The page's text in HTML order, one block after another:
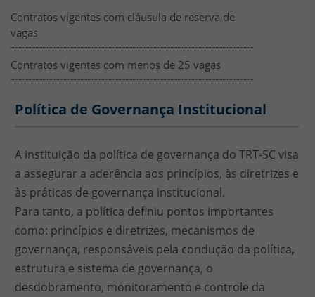
Contratos vigentes com cláusula de reserva de
vagas
Contratos vigentes com menos de 25 vagas
SEGEST - Política de Governança
Política de Governança Institucional
A instituição da política de governança do TRT-SC visa
a assegurar a aderência aos princípios, às diretrizes e
às práticas de governança institucional.
Para tanto, a política definiu pontos importantes
como: princípios e diretrizes, mecanismos de
governança, responsáveis pela condução da política,
estrutura e sistema de governança, o
desdobramento, monitoramento e controle da